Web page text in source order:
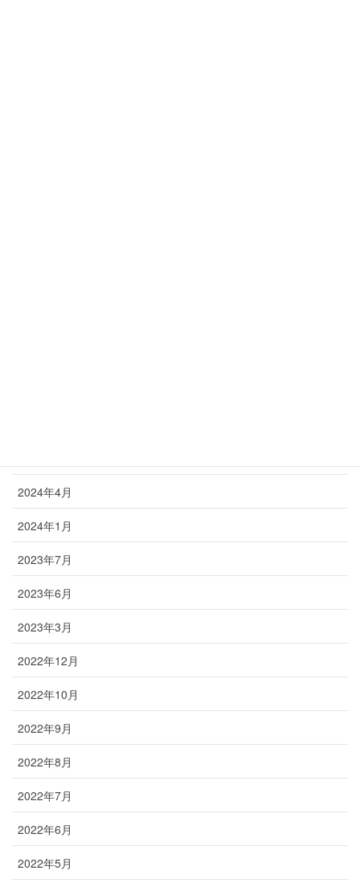
2024年4月
2024年1月
2023年7月
2023年6月
2023年3月
2022年12月
2022年10月
2022年9月
2022年8月
2022年7月
2022年6月
2022年5月